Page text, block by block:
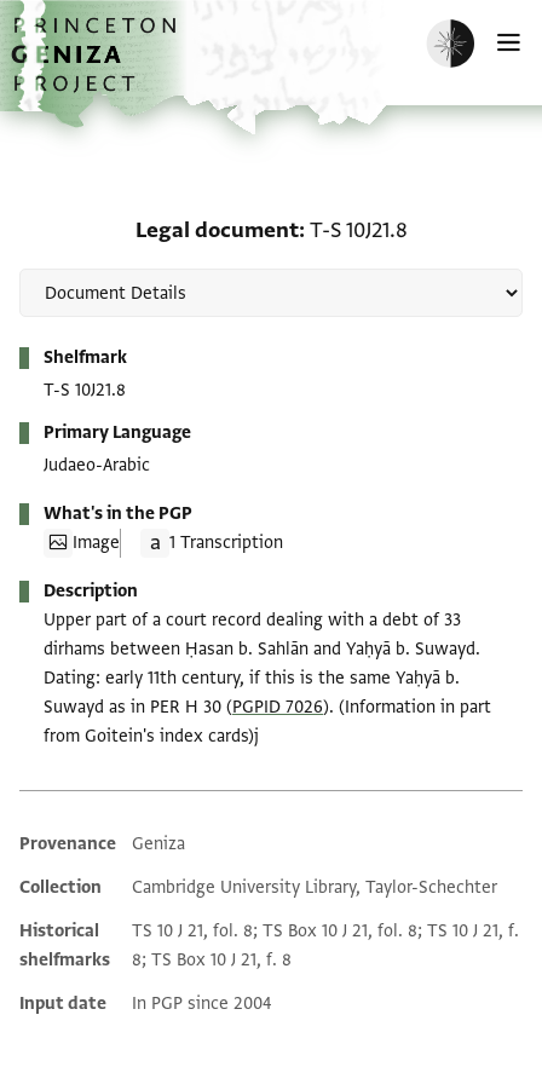
Skip to main content
home
Enable dark
Legal document T-S 10J21.8
Shelfmark
T-S 10J21.8
Primary Language
Judaeo-Arabic
What's in the PGP
Image
1 Transcription
Description
Upper part of a court record dealing with a debt of 33
dirhams between Ḥasan b. Sahlān and Yaḥyā b. Suwayd.
Dating: early 11th century, if this is the same Yaḥyā b.
Suwayd as in PER H 30 (PGPID 7026). (Information in part
from Goitein's index cards)j
Additional metadata
Provenance
Geniza
Collection
Cambridge University Library, Taylor-Schechter
Historical
shelfmarks
TS 10 J 21, fol. 8; TS Box 10 J 21, fol. 8; TS 10 J 21, f.
8; TS Box 10 J 21, f. 8
Input date
In PGP since 2004